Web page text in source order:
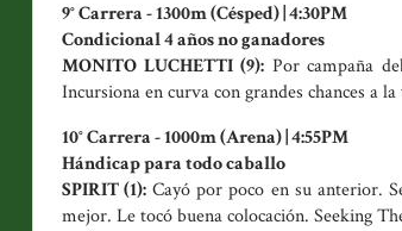
9° Carrera - 1300m (Césped) | 4:30PM
Condicional 4 años no ganadores
MONITO LUCHETTI (9):Por campaña
Incursiona en curva con grandes chances a
10° Carrera - 1000m (Arena) | 4:55PM
Hándicap para todo caballo
SPIRIT (1): Cayó por poco en su anterior.
mejor. Le tocó buena colocación. Seeking